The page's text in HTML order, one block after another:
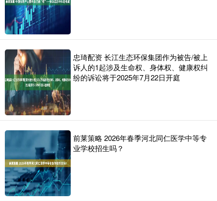
忠琦配资 长江生态环保集团作为被告/被上
诉人的1起涉及生命权、身体权、健康权纠
纷的诉讼将于2025年7月22日开庭
前莱策略 2026年春季河北同仁医学中等专
业学校招生吗？